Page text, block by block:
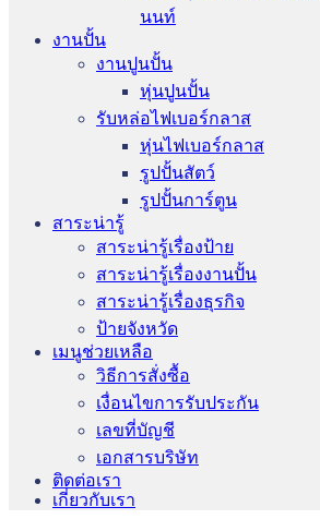
นนท์
งานปั้น
งานปูนปั้น
หุ่นปูนปั้น
รับหล่อไฟเบอร์กลาส
หุ่นไฟเบอร์กลาส
รูปปั้นสัตว์
รูปปั้นการ์ตูน
สาระน่ารู้
สาระน่ารู้เรื่องป้าย
สาระน่ารู้เรื่องงานปั้น
สาระน่ารู้เรื่องธุรกิจ
ป้ายจังหวัด
เมนูช่วยเหลือ
วิธีการสั่งซื้อ
เงื่อนไขการรับประกัน
เลขที่บัญชี
เอกสารบริษัท
ติดต่อเรา
เกี่ยวกับเรา